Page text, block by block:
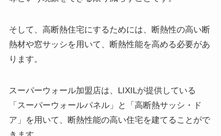
そして、高断熱住宅にするためには、断熱性の高い断
熱材や窓サッシを用いて、断熱性能を高める必要があ
ります。
スーパーウォール加盟店は、LIXILが提供している
「スーパーウォールパネル」と「高断熱サッシ・ド
ア」を用いて、断熱性能の高い住宅を建てることがで